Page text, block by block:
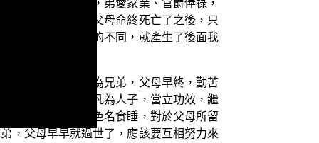
各異，兄好道誼，弟愛家業、官爵俸祿，
廣有資財無量；父母命終死亡了之後，只
愛俗業；這樣子的不同，就產生了後面我
恒嫌恨之：「共為兄弟，父母早終，勤苦
廢，門戶絕滅。凡為人子，當立功效，繼
對於這世間的財色名食睡，對於父母所留
，父母早早就過世了，應該要互相努力來